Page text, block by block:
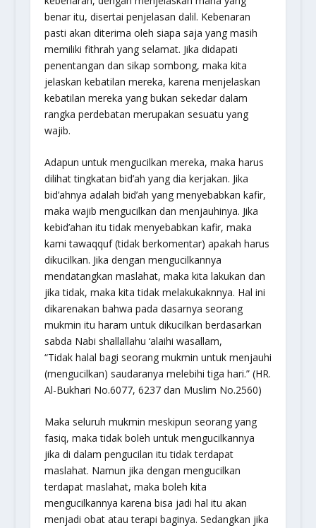
benar itu, disertai penjelasan dalil. Kebenaran
pasti akan diterima oleh siapa saja yang masih
memiliki fithrah yang selamat. Jika didapati
penentangan dan sikap sombong, maka kita
jelaskan kebatilan mereka, karena menjelaskan
kebatilan mereka yang bukan sekedar dalam
rangka perdebatan merupakan sesuatu yang
wajib.
Adapun untuk mengucilkan mereka, maka harus
dilihat tingkatan bid’ah yang dia kerjakan. Jika
bid’ahnya adalah bid’ah yang menyebabkan kafir,
maka wajib mengucilkan dan menjauhinya. Jika
kebid’ahan itu tidak menyebabkan kafir, maka
kami tawaqquf (tidak berkomentar) apakah harus
dikucilkan. Jika dengan mengucilkannya
mendatangkan maslahat, maka kita lakukan dan
jika tidak, maka kita tidak melakukaknnya. Hal ini
dikarenakan bahwa pada dasarnya seorang
mukmin itu haram untuk dikucilkan berdasarkan
sabda Nabi shallallahu ‘alaihi wasallam,
“Tidak halal bagi seorang mukmin untuk menjauhi
(mengucilkan) saudaranya melebihi tiga hari.” (HR.
Al-Bukhari No.6077, 6237 dan Muslim No.2560)
Maka seluruh mukmin meskipun seorang yang
fasiq, maka tidak boleh untuk mengucilkannya
jika di dalam pengucilan itu tidak terdapat
maslahat. Namun jika dengan mengucilkan
terdapat maslahat, maka boleh kita
mengucilkannya karena bisa jadi hal itu akan
menjadi obat atau terapi baginya. Sedangkan jika